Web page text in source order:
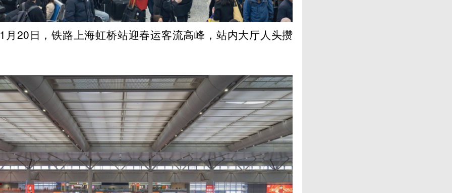
20日，铁路上海虹桥站迎春运客流高峰，站内大厅人头攒